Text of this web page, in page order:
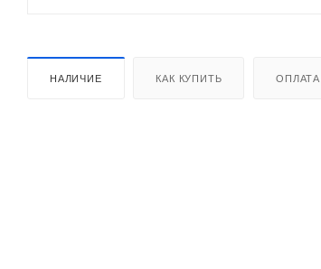
НАЛИЧИЕ КАК КУПИТЬ ОПЛАТА